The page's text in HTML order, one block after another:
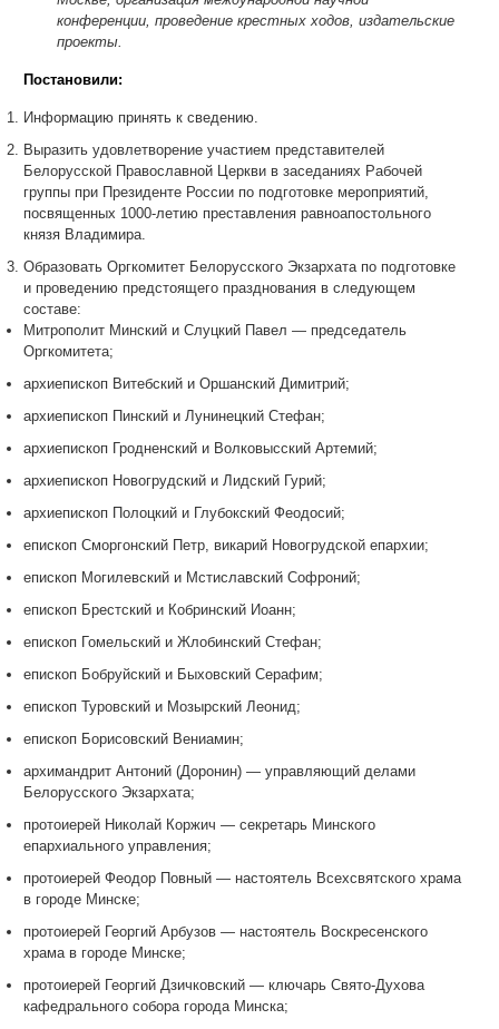
конференции, проведение крестных ходов, издательские
проекты.
Постановили:
Информацию принять к сведению.
Выразить удовлетворение участием представителей
Белорусской Православной Церкви в заседаниях Рабочей
группы при Президенте России по подготовке мероприятий,
посвященных 1000-летию преставления равноапостольного
князя Владимира.
Образовать Оргкомитет Белорусского Экзархата по подготовке
и проведению предстоящего празднования в следующем
составе:
Митрополит Минский и Слуцкий Павел — председатель
Оргкомитета;
архиепископ Витебский и Оршанский Димитрий;
архиепископ Пинский и Лунинецкий Стефан;
архиепископ Гродненский и Волковысский Артемий;
архиепископ Новогрудский и Лидский Гурий;
архиепископ Полоцкий и Глубокский Феодосий;
епископ Сморгонский Петр, викарий Новогрудской епархии;
епископ Могилевский и Мстиславский Софроний;
епископ Брестский и Кобринский Иоанн;
епископ Гомельский и Жлобинский Стефан;
епископ Бобруйский и Быховский Серафим;
епископ Туровский и Мозырский Леонид;
епископ Борисовский Вениамин;
архимандрит Антоний (Доронин) — управляющий делами
Белорусского Экзархата;
протоиерей Николай Коржич — секретарь Минского
епархиального управления;
протоиерей Феодор Повный — настоятель Всехсвятского храма
в городе Минске;
протоиерей Георгий Арбузов — настоятель Воскресенского
храма в городе Минске;
протоиерей Георгий Дзичковский — ключарь Свято-Духова
кафедрального собора города Минска;